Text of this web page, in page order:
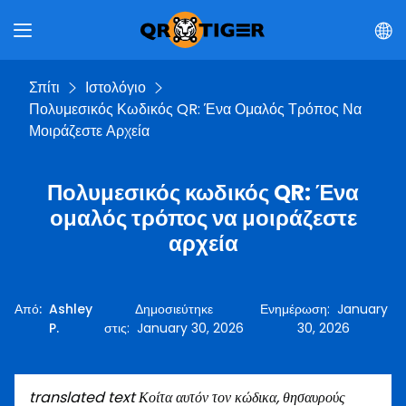
Σπίτι
Ιστολόγιο
Πολυμεσικός Κωδικός QR: Ένα Ομαλός Τρόπος Να
Μοιράζεστε Αρχεία
Πολυμεσικός κωδικός QR: Ένα
ομαλός τρόπος να μοιράζεστε
αρχεία
Από: Ashley
P.
Δημοσιεύτηκε
στις:January 30, 2026
Ενημέρωση: January
30, 2026
translated textΚοίτα αυτόν τον κώδικα, θησαυρούς